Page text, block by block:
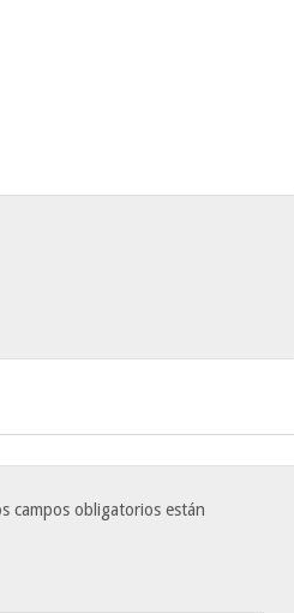
campos obligatorios están